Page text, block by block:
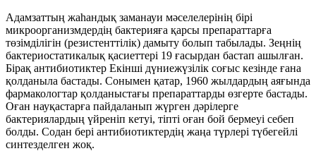
Адамзаттың жаһандық заманауи мәселелерінің бірі
микроорганизмдердің бактерияға қарсы препараттарға
төзімділігін (резистенттілік) дамыту болып табылады. Зеңнің
бактериостатикалық қасиеттері 19 ғасырдан бастап ашылған.
Бірақ антибиотиктер Екінші дүниежүзілік соғыс кезінде ғана
қолданыла бастады. Сонымен қатар, 1960 жылдардың аяғында
фармакологтар қолданыстағы препараттарды өзгерте бастады.
Оған науқастарға пайдаланып жүрген дәрілерге
бактериялардың үйреніп кетуі, тіпті оған бой бермеуі себеп
болды. Содан бері антибиотиктердің жаңа түрлері түбегейлі
синтезделген жоқ.